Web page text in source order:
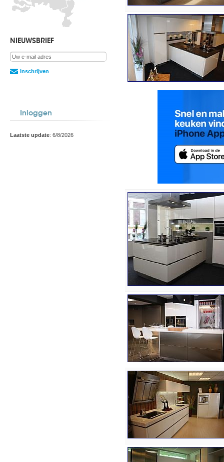
NIEUWSBRIEF
Inschrijven
Inloggen
Laatste update: 6/8/2026